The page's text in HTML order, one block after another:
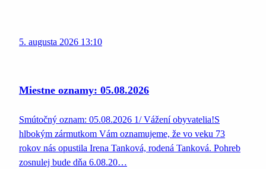
5. augusta 2026 13:10
Miestne oznamy: 05.08.2026
Smútočný oznam: 05.08.2026 1/ Vážení obyvatelia!S
hlbokým zármutkom Vám oznamujeme, že vo veku 73
rokov nás opustila Irena Tanková, rodená Tanková. Pohreb
zosnulej bude dňa 6.08.20…